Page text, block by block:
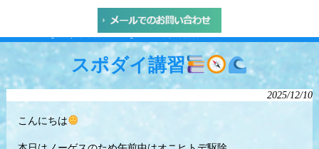
ARK Diving Shop 串本店 > Blog > スポダイ講習
スポダイ講習
2025/12/10
こんにちは